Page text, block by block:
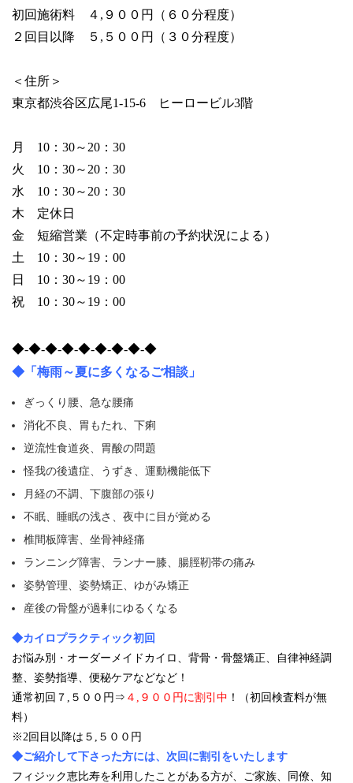
初回施術料 ４,９００円（６０分程度）
２回目以降 ５,５００円（３０分程度）
＜住所＞
東京都渋谷区広尾1-15-6 ヒーロービル3階
月 10：30～20：30
火 10：30～20：30
水 10：30～20：30
木 定休日
金 短縮営業（不定時事前の予約状況による）
土 10：30～19：00
日 10：30～19：00
祝 10：30～19：00
◆‐◆‐◆‐◆‐◆‐◆‐◆‐◆‐◆
◆「梅雨～夏に多くなるご相談」
ぎっくり腰、急な腰痛
消化不良、胃もたれ、下痢
逆流性食道炎、胃酸の問題
怪我の後遺症、うずき、運動機能低下
月経の不調、下腹部の張り
不眠、睡眠の浅さ、夜中に目が覚める
椎間板障害、坐骨神経痛
ランニング障害、ランナー膝、腸脛靭帯の痛み
姿勢管理、姿勢矯正、ゆがみ矯正
産後の骨盤が過剰にゆるくなる
◆カイロプラクティック初回
お悩み別・オーダーメイドカイロ、背骨・骨盤矯正、自律神経調
整、姿勢指導、便秘ケアなどなど！
通常初回７,５００円⇒ ４,９００円に割引中 ！（初回検査料が無
料）
※2回目以降は５,５００円
◆ご紹介して下さった方には、次回に割引をいたします
フィジック恵比寿を利用したことがある方が、ご家族、同僚、知